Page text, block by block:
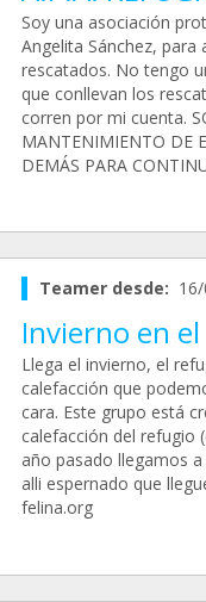
Soy una asociación
Angelita Sánchez,
rescatados. No tengo
que conllevan los
corren por mi cuenta.
MANTENIMIENTO DE
DEMÁS PARA
Teamer desde:
Invierno en el
Llega el invierno, el
calefacción que
cara. Este grupo está
calefacción del refugio
año pasado llegamos
alli espernado que
felina.org